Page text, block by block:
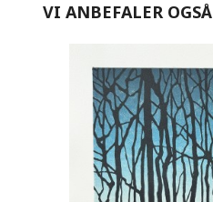
VI ANBEFALER OGSÅ